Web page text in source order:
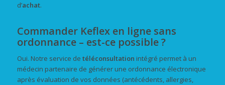
d’achat.
Commander Keflex en ligne sans
ordonnance – est-ce possible ?
Oui. Notre service de téléconsultation intégré permet à un
médecin partenaire de générer une ordonnance électronique
après évaluation de vos données (antécédents, allergies,